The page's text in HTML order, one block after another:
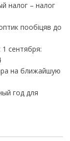
налог – налог
пообіцяв до
сентября:
на ближайшую
год для